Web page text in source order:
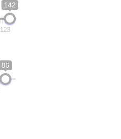
142
123
86